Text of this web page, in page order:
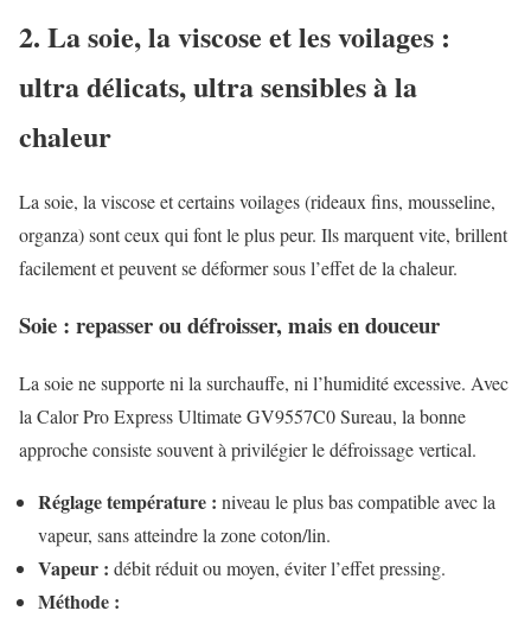
2. La soie, la viscose et les voilages :
ultra délicats, ultra sensibles à la
chaleur
La soie, la viscose et certains voilages (rideaux fins, mousseline,
organza) sont ceux qui font le plus peur. Ils marquent vite, brillent
facilement et peuvent se déformer sous l’effet de la chaleur.
Soie : repasser ou défroisser, mais en douceur
La soie ne supporte ni la surchauffe, ni l’humidité excessive. Avec
la Calor Pro Express Ultimate GV9557C0 Sureau, la bonne
approche consiste souvent à privilégier le défroissage vertical.
Réglage température : niveau le plus bas compatible avec la
vapeur, sans atteindre la zone coton/lin.
Vapeur : débit réduit ou moyen, éviter l’effet pressing.
Méthode :